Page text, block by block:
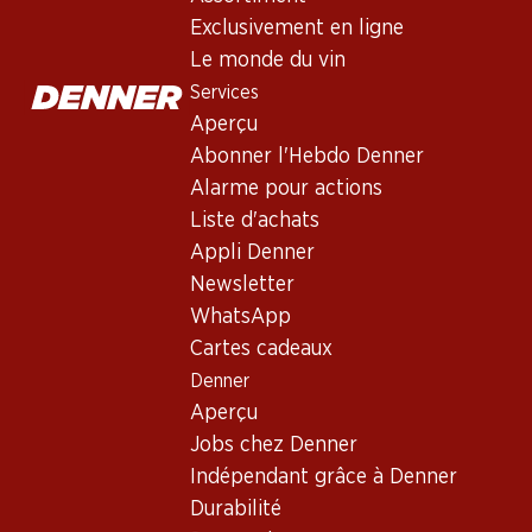
Exclusivement en ligne
Le monde du vin
Services
Aperçu
Abonner l'Hebdo Denner
Alarme pour actions
Liste d'achats
Appli Denner
Newsletter
WhatsApp
Cartes cadeaux
Denner
Aperçu
Jobs chez Denner
Indépendant grâce à Denner
Durabilité